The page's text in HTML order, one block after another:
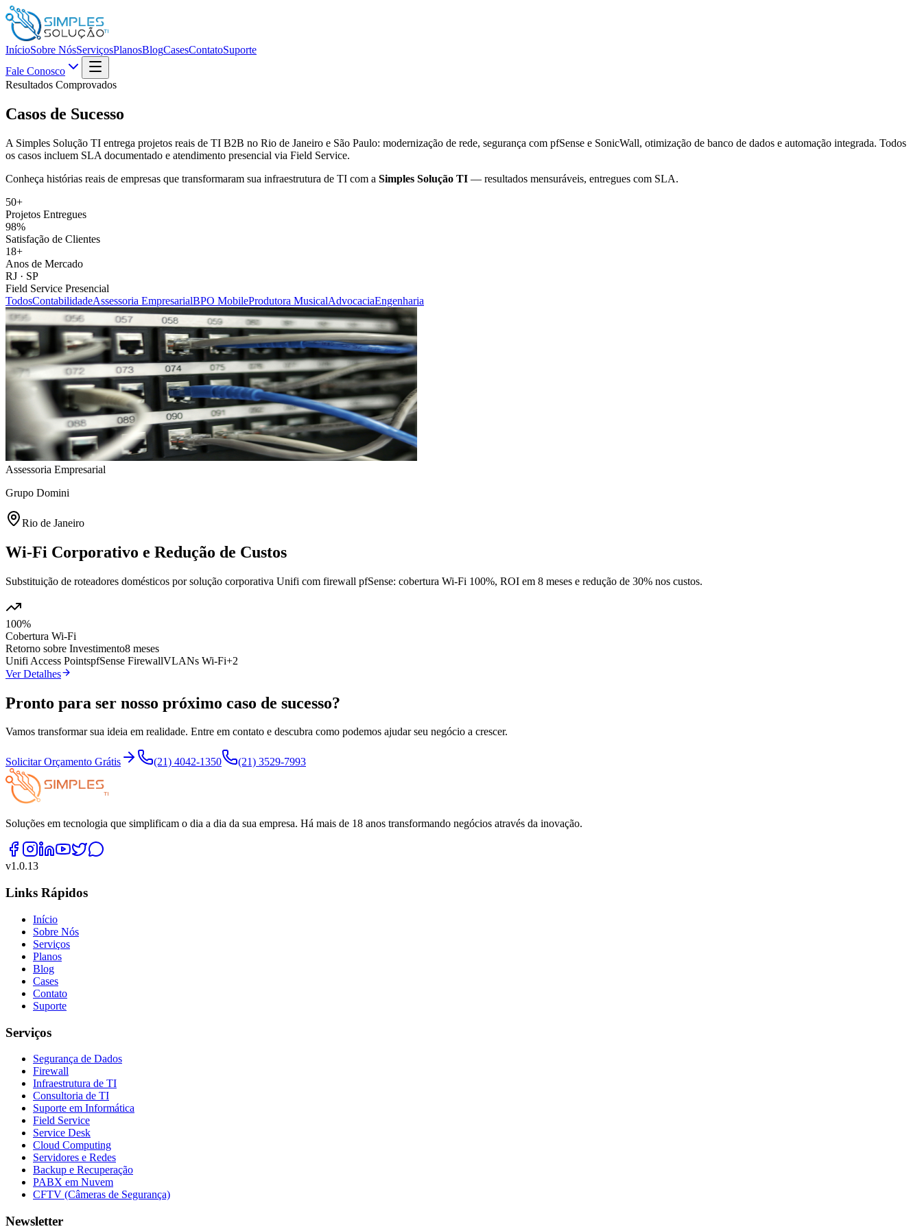
InícioSobre NósServiçosPlanosBlogCasesContatoSuporte
Fale Conosco
Resultados Comprovados
Casos de Sucesso
A Simples Solução TI entrega projetos reais de TI B2B no Rio de Janeiro e São Paulo: modernização de rede, segurança com pfSense e SonicWall, otimização de banco de dados e automação integrada. Todos
os casos incluem SLA documentado e atendimento presencial via Field Service.
Conheça histórias reais de empresas que transformaram sua infraestrutura de TI com a Simples Solução TI — resultados mensuráveis, entregues com SLA.
50+
Projetos Entregues
98%
Satisfação de Clientes
18+
Anos de Mercado
RJ · SP
Field Service Presencial
TodosContabilidadeAssessoria EmpresarialBPO MobileProdutora MusicalAdvocaciaEngenharia
Assessoria Empresarial
Grupo Domini
Rio de Janeiro
Wi-Fi Corporativo e Redução de Custos
Substituição de roteadores domésticos por solução corporativa Unifi com firewall pfSense: cobertura Wi-Fi 100%, ROI em 8 meses e redução de 30% nos custos.
100%
Cobertura Wi-Fi
Retorno sobre Investimento8 meses
Unifi Access PointspfSense FirewallVLANs Wi-Fi+2
Ver Detalhes
Pronto para ser nosso próximo caso de sucesso?
Vamos transformar sua ideia em realidade. Entre em contato e descubra como podemos ajudar seu negócio a crescer.
Solicitar Orçamento Grátis (21) 4042-1350 (21) 3529-7993
Soluções em tecnologia que simplificam o dia a dia da sua empresa. Há mais de 18 anos transformando negócios através da inovação.
v1.0.13
Links Rápidos
Início
Sobre Nós
Serviços
Planos
Blog
Cases
Contato
Suporte
Serviços
Segurança de Dados
Firewall
Infraestrutura de TI
Consultoria de TI
Suporte em Informática
Field Service
Service Desk
Cloud Computing
Servidores e Redes
Backup e Recuperação
PABX em Nuvem
CFTV (Câmeras de Segurança)
Newsletter